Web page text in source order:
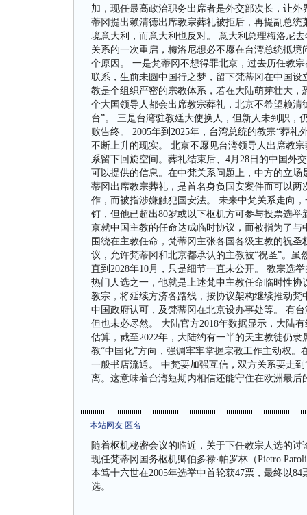
加，现任最高政治职务出席者是外交部次长，让
蒂冈提出赖清德出席教宗葬礼被拒后，再提副总
境意大利，而意大利也反对。 意大利总理梅洛尼
关系的一次重启，梅洛尼想必不愿在台湾总统抵
个原因。 一是梵蒂冈不想得罪北京，过去历任教
联系，生前未圆中国行之梦，留下梵蒂冈在中国
教是个组织严密的宗教体系，若在大陆萌芽壮大
个大国领导人都会出席教宗葬礼，北京不希望赖
台”。 三是台湾驻教廷大使换人，但新人未到职，
败告终。 2005年到2025年，台湾总统的教宗“葬
不断上升的现实。 北京不愿见台湾领导人出席教
系留下回旋空间。葬礼结束后、4月28日的中国外
可以提供的信息。在中梵关系问题上，中方的立
蒂冈出席教宗葬礼，是首名身负国安案件而可以
作，而被指涉嫌触犯国安法。 未来中梵关系走向
钉，但他已超出80岁或以下枢机方可参与投票选
京就中国主教的任命达成临时协议，而被指为了
围绕在主教任命，梵蒂冈主张各国各级主教的祝
议，允许梵蒂冈和北京都承认的主教被“祝圣”。
直到2028年10月，只是细节一直未公开。 教宗选
热门人选之一，他就是上述梵中主教任命临时性
教宗，将延续方济各路线，按协议架构继续推动
中国政府认可，及梵蒂冈在北京设办事处等。 有
但也未必尽然。 大陆官方2018年数据显示，大陆
估算，截至2022年，大陆约有一半的天主教徒仍
教“中国化”方向，强调牢牢掌握宗教工作主动权
一般书店流通。 中梵要加强互信，双方关系要走
离。这意味着台湾短期内相信还能守住在欧洲最后
本站网友 匿名
随着枢机秘密会议的临近，关于下任教宗人选的
现任梵蒂冈国务枢机卿伯多禄·帕罗林（Pietro
本笃十六世在2005年选举中首轮获47票，最终以
选。